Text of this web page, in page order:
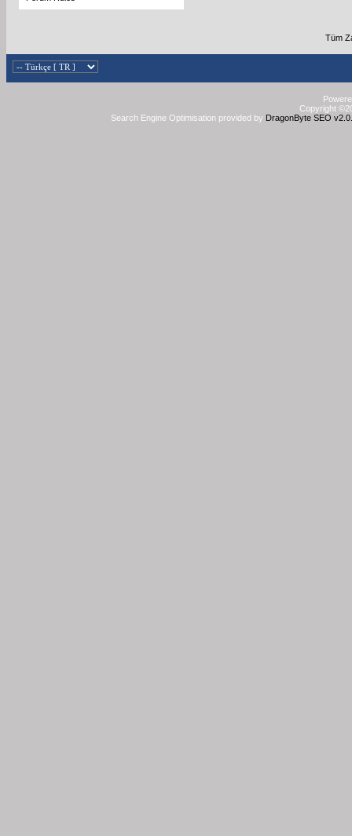
Tüm
Copyright
Search Engine Optimisation provided by DragonByte SEO